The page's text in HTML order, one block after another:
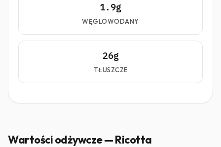
1.9g
WĘGLOWODANY
26g
TŁUSZCZE
Wartości odżywcze — Ricotta